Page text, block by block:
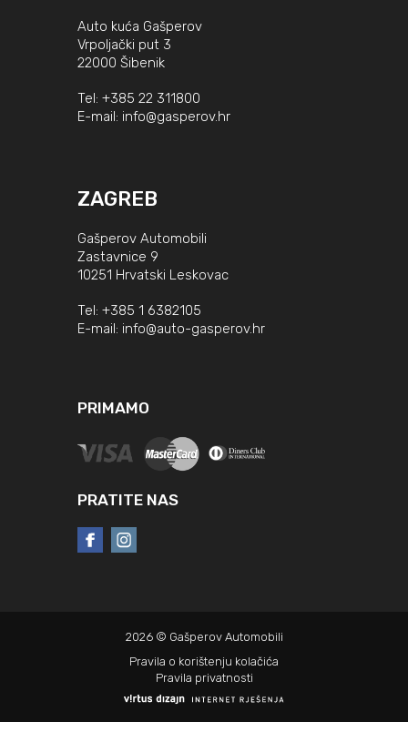
Auto kuća Gašperov
Vrpoljački put 3
22000 Šibenik
Tel: +385 22 311800
E-mail: info@gasperov.hr
ZAGREB
Gašperov Automobili
Zastavnice 9
10251 Hrvatski Leskovac
Tel: +385 1 6382105
E-mail: info@auto-gasperov.hr
PRIMAMO
PRATITE NAS
2026 © Gašperov Automobili
Pravila o korištenju kolačića
Pravila privatnosti